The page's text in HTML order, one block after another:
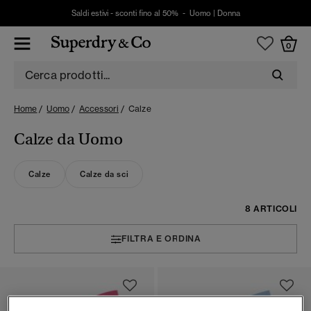
Saldi estivi - sconti fino al 50% - Uomo Donna
0
Home Uomo Accessori Calze
Calze da Uomo
Calze Calze da sci
8 ARTICOLI
FILTRA E ORDINA